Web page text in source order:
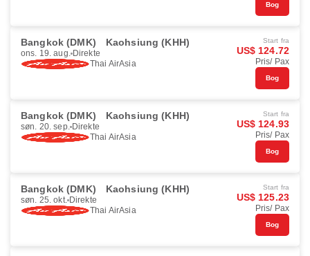
Bog
Bangkok (DMK) Kaohsiung (KHH)
ons. 19. aug. Direkte
Thai AirAsia
Start fra
US$ 124.72
Pris/ Pax
Bog
Bangkok (DMK) Kaohsiung (KHH)
søn. 20. sep. Direkte
Thai AirAsia
Start fra
US$ 124.93
Pris/ Pax
Bog
Bangkok (DMK) Kaohsiung (KHH)
søn. 25. okt. Direkte
Thai AirAsia
Start fra
US$ 125.23
Pris/ Pax
Bog